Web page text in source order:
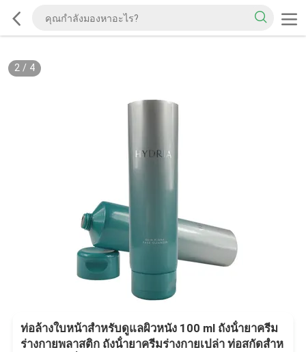
2/ 4
ท่อล้างใบหน้าสําหรับดูแลผิวหนัง 100 ml ถังน้ํายาครีม
ร่างกายพลาสติก ถังน้ํายาครีมร่างกายเปล่า ท่อสกัดสําห